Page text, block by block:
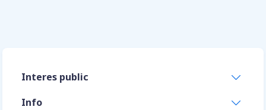
Interes public
Info